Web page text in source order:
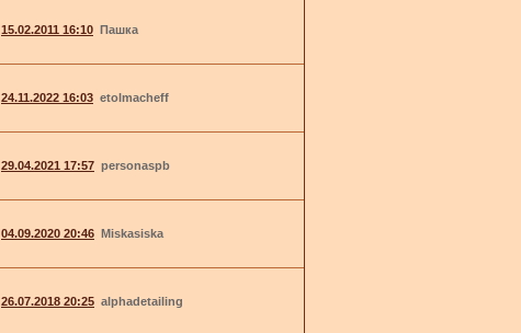
15.02.2011 16:10 Пашка
24.11.2022 16:03 etolmacheff
29.04.2021 17:57 personaspb
04.09.2020 20:46 Miskasiska
26.07.2018 20:25 alphadetailing